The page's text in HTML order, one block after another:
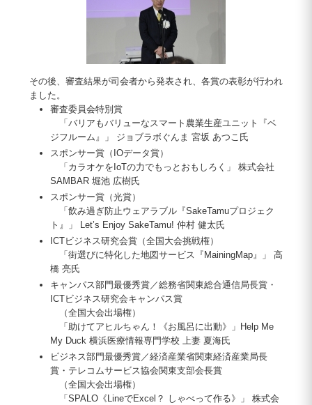
その後、審査結果が司会者から発表され、各賞の表彰が行われ
ました。
審査委員会特別賞
「バリアもバリューなスマート農業生産ユニット『ベ
ジフルーム』」 ジョブラボぐんま 宮坂 あつこ氏
スポンサー賞（IOデータ賞）
「カラオケをIoTの力でもっとおもしろく」 株式会社
SAMBAR 堀池 広樹氏
スポンサー賞（光賞）
「飲み過ぎ防止ウェアラブル『SakeTamuプロジェク
ト』」 Let’s Enjoy SakeTamu! 仲村 健太氏
ICTビジネス研究会賞（全国大会挑戦権）
「街選びに特化した地図サービス『MainingMap』」 高
橋 亮氏
キャンパス部門最優秀賞／総務省関東総合通信局長賞・
ICTビジネス研究会キャンパス賞
（全国大会出場権）
「助けてアヒルちゃん！《お風呂に出動》」Help Me
My Duck 横浜医療情報専門学校 上妻 夏海氏
ビジネス部門最優秀賞／経済産業省関東経済産業局長
賞・テレコムサービス協会関東支部会長賞
（全国大会出場権）
「SPALO《LineでExcel？ しゃべって作る》」 株式会